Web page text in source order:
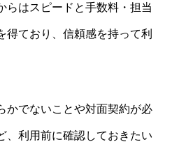
らはスピードと手数料・担当
得ており、信頼感を持って利
かでないことや対面契約が必
、利用前に確認しておきたい